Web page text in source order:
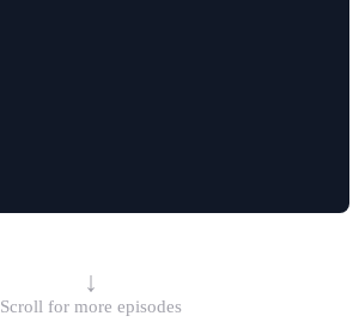
↓
Scroll for more episodes